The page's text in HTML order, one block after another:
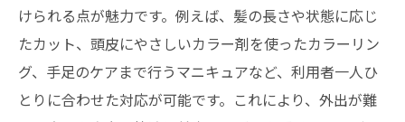
けられる点が魅力です。例えば、髪の長さや状態に応じ
たカット、頭皮にやさしいカラー剤を使ったカラーリン
グ、手足のケアまで行うマニキュアなど、利用者一人ひ
とりに合わせた対応が可能です。これにより、外出が難